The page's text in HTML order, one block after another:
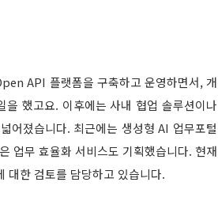
API 플랫폼을 구축하고 운영하면서, 개
했고요. 이후에는 사내 협업 솔루션이나
어졌습니다. 최근에는 생성형 AI 업무포털
업무 효율화 서비스도 기획했습니다. 현재
대한 검토를 담당하고 있습니다.